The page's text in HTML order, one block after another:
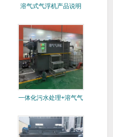
溶气式气浮机产品说明
一体化污水处理+溶气气